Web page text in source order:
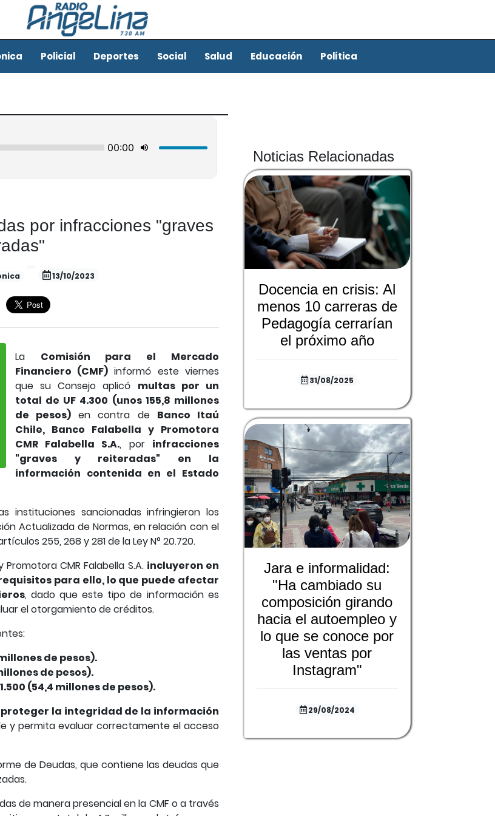
Policial Deportes Social Salud Educación Política
por infracciones "graves
13/10/2023
La Comisión para el Mercado
Financiero (CMF) informó este viernes
que su Consejo aplicó multas por un
total de UF 4.300 (unos 155,8 millones
de pesos) en contra de Banco Itaú
Chile, Banco Falabella y Promotora
CMR Falabella S.A., por infracciones
"graves y reiteradas" en la
información contenida en el Estado
instituciones sancionadas infringieron los
Actualizada de Normas, en relación con el
255, 268 y 281 de la Ley N° 20.720.
CMR Falabella S.A. incluyeron en
para ello, lo que puede afectar
, dado que este tipo de información es
el otorgamiento de créditos.
de pesos).
de pesos).
1.500 (54,4 millones de pesos).
proteger la integridad de la información
y permita evaluar correctamente el acceso
de Deudas, que contiene las deudas que
de manera presencial en la CMF o a través
Noticias Relacionadas
Docencia en crisis: Al
menos 10 carreras de
Pedagogía cerrarían
el próximo año
31/08/2025
Jara e informalidad:
"Ha cambiado su
composición girando
hacia el autoempleo y
lo que se conoce por
las ventas por
Instagram"
29/08/2024